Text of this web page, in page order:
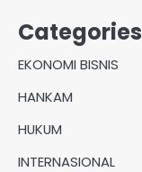
Categories
EKONOMI BISNIS
HANKAM
HUKUM
INTERNASIONAL